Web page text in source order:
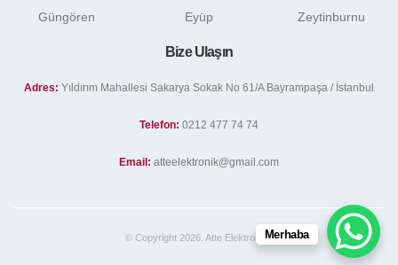
Güngören Eyüp Zeytinburnu
Bize Ulaşın
Adres: Yıldırım Mahallesi Sakarya Sokak No 61/A Bayrampaşa / İstanbul
Telefon: 0212 477 74 74
Email: atteelektronik@gmail.com
© Copyright 2026. Atte Elektronik .Merhaba